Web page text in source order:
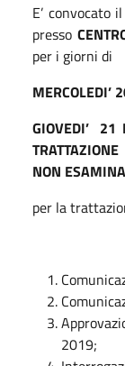
E’ convocato
presso
per i giorni di
MERCOLEDI’
GIOVEDI’ 21
NON
per la
2019;